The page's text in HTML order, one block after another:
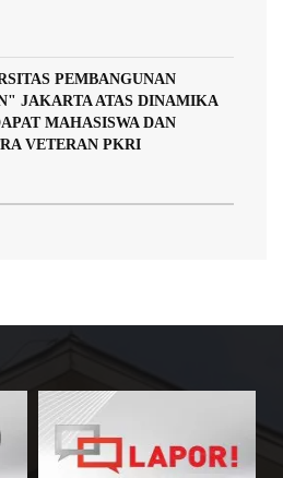
PEMBANGUNAN
JAKARTA ATAS DINAMIKA
MAHASISWA DAN
VETERAN PKRI